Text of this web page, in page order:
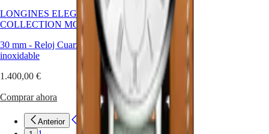
Elegance
MINI
DOLCEVITA
LONGINES
LONGINES
PRIMALUNA
FLAGSHIP
CLASSIC
區
Malaysia
台
湾
地
ไทย
Europa
LONGINES ELEGANT
COLLECTION MOONPHASE
30 mm - Reloj Cuarzo
Acero
inoxidable
1.400,00 €
Comprar ahora
Anterior Anterior